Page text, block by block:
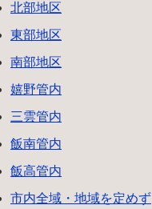
北部地区
東部地区
南部地区
嬉野管内
三雲管内
飯南管内
飯高管内
市内全域・地域を定めず